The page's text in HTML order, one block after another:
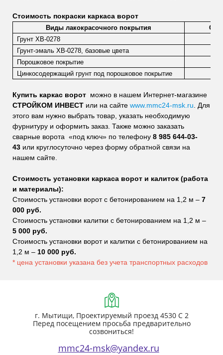
Стоимость покраски каркаса ворот
Виды лакокрасочного покрытия
Грунт ХВ-0278
Грунт-эмаль ХВ-0278, базовые цвета
Порошковое покрытие
Цинкосодержащий грунт под порошковое покрытие
Купить каркас ворот можно в нашем Интернет-магазине
СТРОЙКОМ ИНВЕСТ или на сайте www.mmc24-msk.ru. Для
этого вам нужно выбрать товар, указать необходимую
фурнитуру и оформить заказ. Также можно заказать
сварные ворота «под ключ» по телефону 8 985 644-03-
43 или круглосуточно через форму обратной связи на
нашем сайте.
Стоимость установки каркаса ворот и калиток (работа
и материалы):
Стоимость установки ворот с бетонированием на 1,2 м – 7
000 руб.
Стоимость установки калитки с бетонированием на 1,2 м –
5 000 руб.
Стоимость установки ворот и калитки с бетонированием на
1,2 м – 10 000 руб.
* цена установки указана без учета транспортных расходов
г. Мытищи, Проектируемый проезд 4530 С 2
Перед посещением просьба предварительно
созвониться!
mmc24-msk@yandex.ru